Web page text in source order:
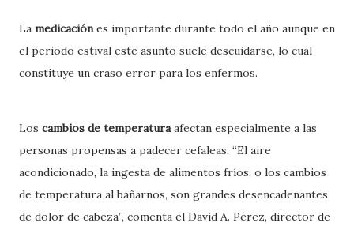
La medicaciónes importante durante todo el año aunque en
el periodo estival este asunto suele descuidarse, lo cual
constituye un craso error para los enfermos.
Los cambios de temperaturaafectan especialmente a las
personas propensas a padecer cefaleas. “El aire
acondicionado, la ingesta de alimentos fríos, o los cambios
de temperatura al bañarnos, son grandes desencadenantes
de dolor de cabeza”, comenta el David A. Pérez, director de